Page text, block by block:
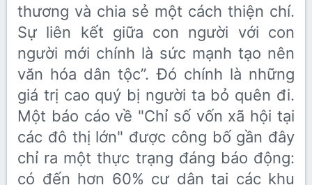
thương và chia sẻ một cách thiện chí.
Sự liên kết giữa con người với con
người mới chính là sức mạnh tạo nên
văn hóa dân tộc”. Đó chính là những
giá trị cao quý bị người ta bỏ quên đi.
Một báo cáo về "Chỉ số vốn xã hội tại
các đô thị lớn" được công bố gần đây
chỉ ra một thực trạng đáng báo động:
có đến hơn 60% cư dân tại các khu